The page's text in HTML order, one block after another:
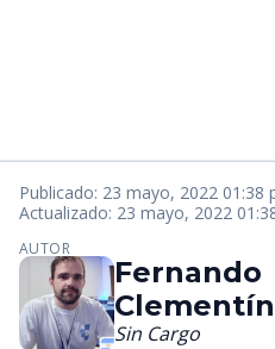
Publicado: 23 mayo, 2022 01:38
Actualizado: 23 mayo, 2022
AUTOR
Fernando
Clementín
Sin Cargo